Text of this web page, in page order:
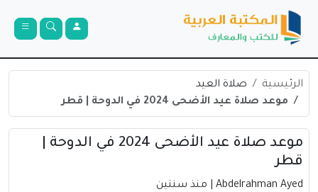
الرئيسية
صلاة العيد
موعد صلاة عيد الأضحى 2024 في الدوحة | قطر
موعد صلاة عيد الأضحى 2024 في الدوحة |
قطر
Abdelrahman Ayed | منذ سنتين